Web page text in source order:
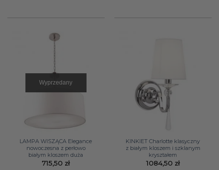
Wyprzedany
LAMPA WISZĄCA Elegance
nowoczesna z perłowo
białym kloszem duża
715,50 zł
KINKIET Charlotte klasyczny
z białym kloszem i szklanym
kryształem
1084,50 zł